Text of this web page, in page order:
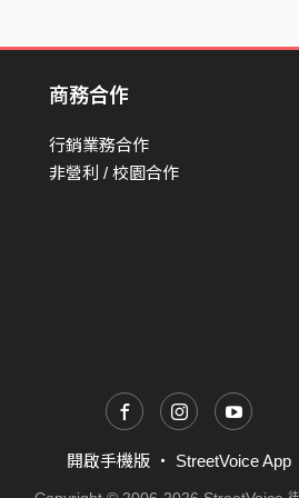
商務合作
行銷業務合作
非營利 / 校園合作
開啟手機版 ・ StreetVoice App